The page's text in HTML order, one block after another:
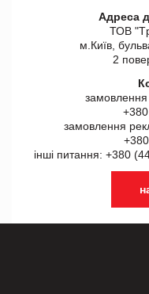
Адреса
ТОВ
м.Київ,
2
замовлення
замовлення
інші питання: +380